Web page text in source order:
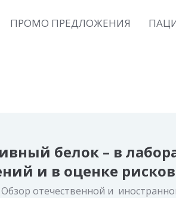
ПРОМО ПРЕДЛОЖЕНИЯ
белок – в
и в оценке
отечественной и